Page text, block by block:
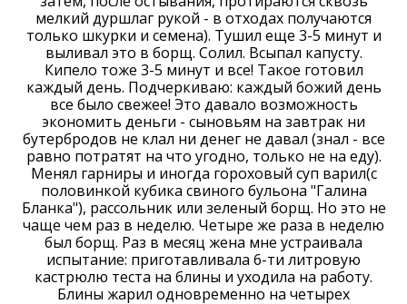
мелкий дуршлаг рукой - в отходах получаются
только шкурки и семена). Тушил еще 3-5 минут и
выливал это в борщ. Солил. Всыпал капусту.
Кипело тоже 3-5 минут и все! Такое готовил
каждый день. Подчеркиваю: каждый божий день
все было свежее! Это давало возможность
экономить деньги - сыновьям на завтрак ни
бутербродов не клал ни денег не давал (знал - все
равно потратят на что угодно, только не на еду).
Менял гарниры и иногда гороховый суп варил(с
половинкой кубика свиного бульона "Галина
Бланка"), рассольник или зеленый борщ. Но это не
чаще чем раз в неделю. Четыре же раза в неделю
был борщ. Раз в месяц жена мне устраивала
испытание: приготавливала 6-ти литровую
кастрюлю теста на блины и уходила на работу.
Блины жарил одновременно на четырех